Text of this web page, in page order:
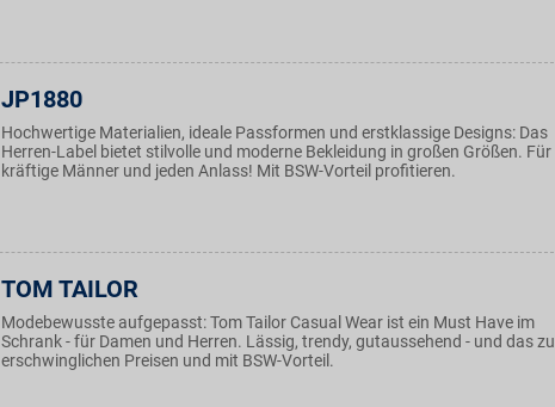
JP1880
Hochwertige Materialien, ideale Passformen und erstklassige Designs: Das
Herren-Label bietet stilvolle und moderne Bekleidung in großen Größen. Für
kräftige Männer und jeden Anlass! Mit BSW-Vorteil profitieren.
TOM TAILOR
Modebewusste aufgepasst: Tom Tailor Casual Wear ist ein Must Have im
Schrank - für Damen und Herren. Lässig, trendy, gutaussehend - und das zu
erschwinglichen Preisen und mit BSW-Vorteil.